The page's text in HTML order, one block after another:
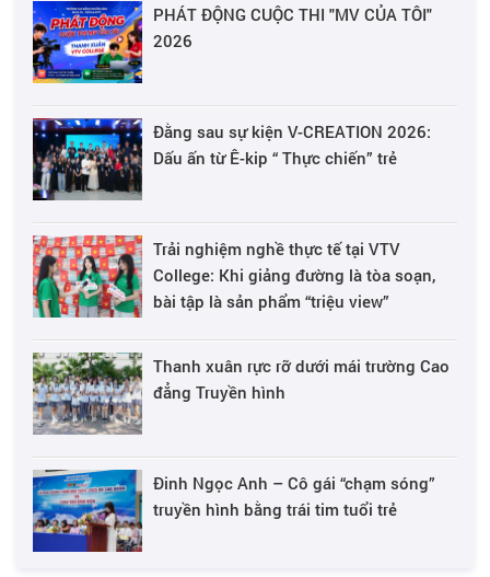
PHÁT ĐỘNG CUỘC THI "MV CỦA TÔI"
2026
Đằng sau sự kiện V-CREATION 2026:
Dấu ấn từ Ê-kip “ Thực chiến” trẻ
Trải nghiệm nghề thực tế tại VTV
College: Khi giảng đường là tòa soạn,
bài tập là sản phẩm “triệu view”
Thanh xuân rực rỡ dưới mái trường Cao
đẳng Truyền hình
Đinh Ngọc Anh – Cô gái “chạm sóng”
truyền hình bằng trái tim tuổi trẻ